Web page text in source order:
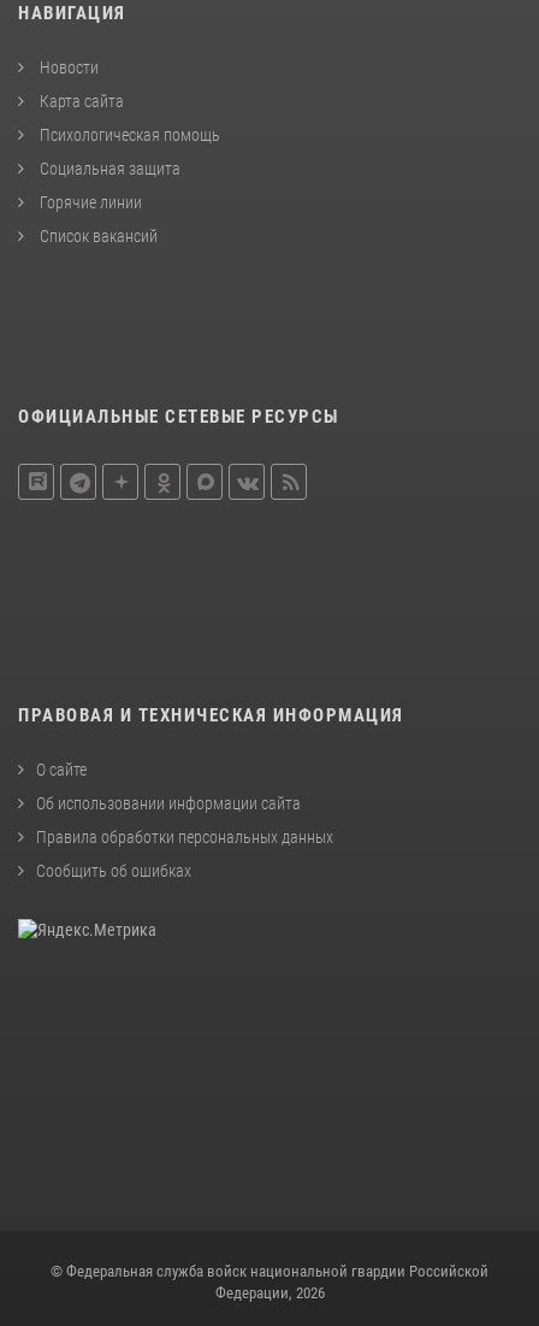
НАВИГАЦИЯ
Новости
Карта сайта
Психологическая помощь
Социальная защита
Горячие линии
Список вакансий
ОФИЦИАЛЬНЫЕ СЕТЕВЫЕ РЕСУРСЫ
ПРАВОВАЯ И ТЕХНИЧЕСКАЯ ИНФОРМАЦИЯ
О сайте
Об использовании информации сайта
Правила обработки персональных данных
Сообщить об ошибках
© Федеральная служба войск национальной гвардии Российской
Федерации, 2026